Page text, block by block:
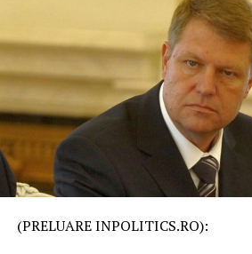
(PRELUARE INPOLITICS.RO):